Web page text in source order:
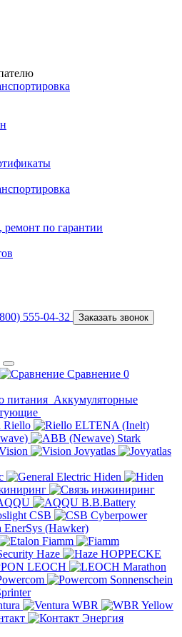
ремонт по гарантии
555-04-32 Заказать звонок
Сравнение 0
питания Аккумуляторные
Riello
ELTENA (Inelt)
Stark
Jovyatlas
Hiden
B.B.Battery
CSB
Cyberpower
EnerSys (Hawker)
Fiamm
Haze
HOPPECKE
LEOCH
Marathon
Sonnenschein
WBR
Yellow
Энергия